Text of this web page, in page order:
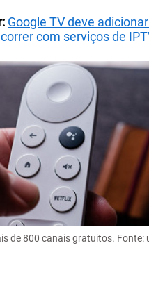
Google TV deve
com serviços de
de 800 canais gratuitos. Fonte: